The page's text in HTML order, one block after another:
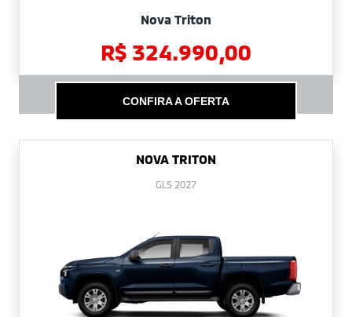
Nova Triton
R$ 324.990,00
CONFIRA A OFERTA
NOVA TRITON
GLS 2027